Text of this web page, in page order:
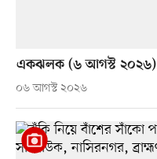
একঝলক (৬ আগস্ট ২০২৬)
০৬ আগস্ট ২০২৬